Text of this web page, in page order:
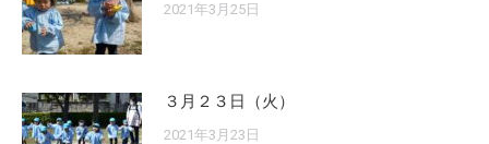
2021年3月25日
３月２３日（火）
2021年3月23日